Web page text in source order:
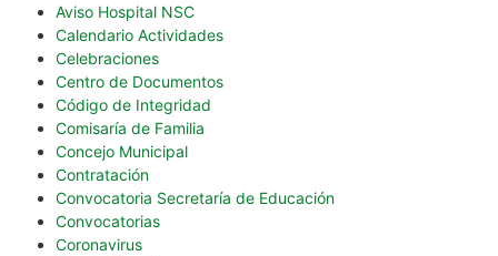
Aviso Hospital NSC
Calendario Actividades
Celebraciones
Centro de Documentos
Código de Integridad
Comisaría de Familia
Concejo Municipal
Contratación
Convocatoria Secretaría de Educación
Convocatorias
Coronavirus